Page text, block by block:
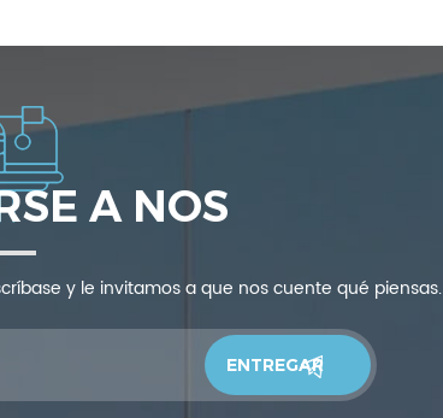
A NOS
y le invitamos a que nos cuente qué piensas.